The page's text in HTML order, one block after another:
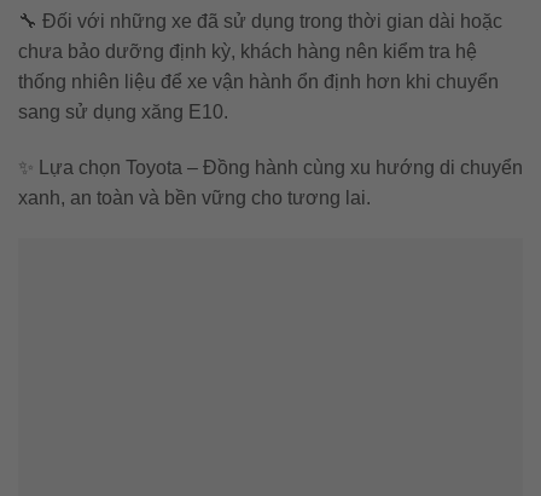
🔧 Đối với những xe đã sử dụng trong thời gian dài hoặc
chưa bảo dưỡng định kỳ, khách hàng nên kiểm tra hệ
thống nhiên liệu để xe vận hành ổn định hơn khi chuyển
sang sử dụng xăng E10.
✨ Lựa chọn Toyota – Đồng hành cùng xu hướng di chuyển
xanh, an toàn và bền vững cho tương lai.